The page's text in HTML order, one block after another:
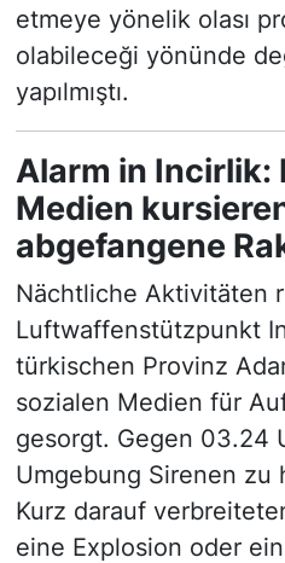
etmeye yönelik olası
olabileceği yönünde
yapılmıştı.
Alarm in Incirlik:
Medien
abgefangene
Nächtliche Aktivitäten
Luftwaffenstützpunkt
türkischen Provinz
sozialen Medien für
gesorgt. Gegen 03.24
Umgebung Sirenen zu
Kurz darauf
eine Explosion oder